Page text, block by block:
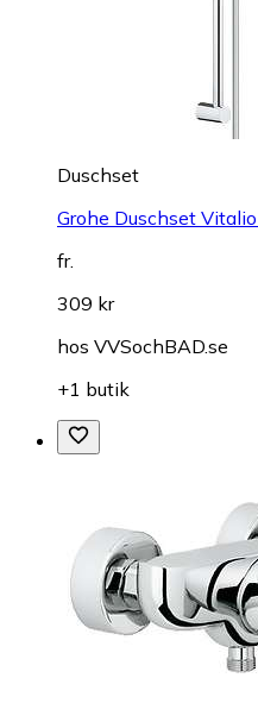
Duschset
Grohe Duschset
fr.
309 kr
hos VVSochBAD.se
+1 butik